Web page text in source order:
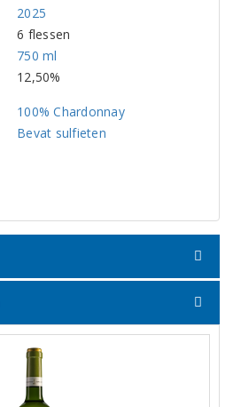
2025
6 flessen
750 ml
12,50%
100% Chardonnay
Bevat sulfieten